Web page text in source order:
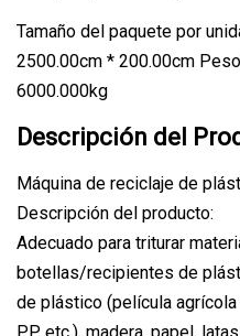
Tamaño del paquete por
2500.00cm * 200.00cm
6000.000kg
Descripción del
Máquina de reciclaje de
Descripción del producto:
Adecuado para triturar
botellas/recipientes de
de plástico (película